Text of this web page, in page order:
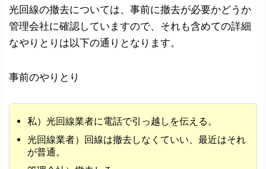
光回線の撤去については、事前に撤去が必要かどうか
管理会社に確認していますので、それも含めての詳細
なやりとりは以下の通りとなります。
事前のやりとり
私）光回線業者に電話で引っ越しを伝える。
光回線業者）回線は撤去しなくていい、最近はそれ
が普通。